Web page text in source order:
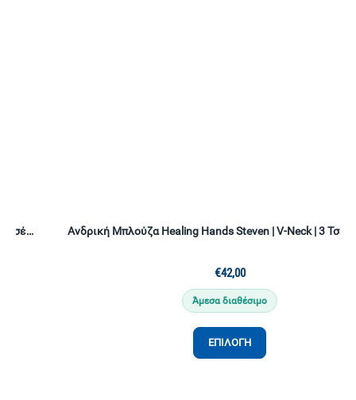
Ανδρική Μπλούζα Healing Hands Steven | V-Neck | 3 Τσέπες | Black
Άμεσα διαθέσιμο